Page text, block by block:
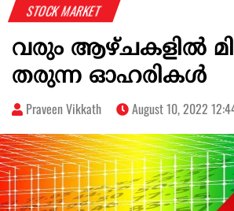
STOCK MARKET
വരും ആഴ്ചകളില്‍
തരുന്ന ഓഹരികള്‍
Praveen Vikkath August 10, 2022